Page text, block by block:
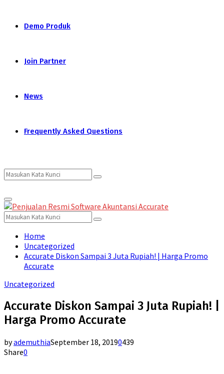
Demo Produk
Join Partner
News
Frequently Asked Questions
Search
for:
Search
Primary
Menu
Search
for:
Search
Home
Uncategorized
Accurate Diskon Sampai 3 Juta Rupiah! | Harga Promo
Accurate
Uncategorized
Accurate Diskon Sampai 3 Juta Rupiah! |
Harga Promo Accurate
byademuthiaSeptember 18, 20190439
Share0